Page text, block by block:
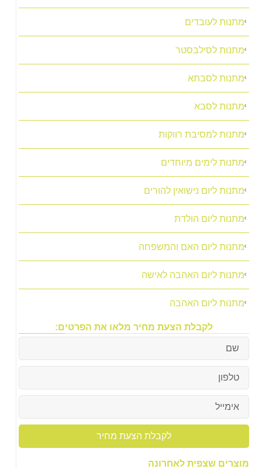
מתנות לעובדים
מתנות לסילבסטר
מתנות לסבתא
מתנות לסבא
מתנות למסיבת רווקות
מתנות לימים מיוחדים
מתנות ליום נישואין להורים
מתנות ליום הולדת
מתנות ליום האם והמשפחה
מתנות ליום האהבה לאישה
מתנות ליום האהבה
לקבלת הצעת מחיר מלאו את הפרטים:
לקבלת הצעת מחיר
מוצרים שצפית לאחרונה